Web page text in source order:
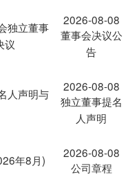
独立董事
议
2026-08-08
董事会决议公
告
人声明与
2026-08-08
独立董事提名
人声明
年8月)
2026-08-08
公司章程